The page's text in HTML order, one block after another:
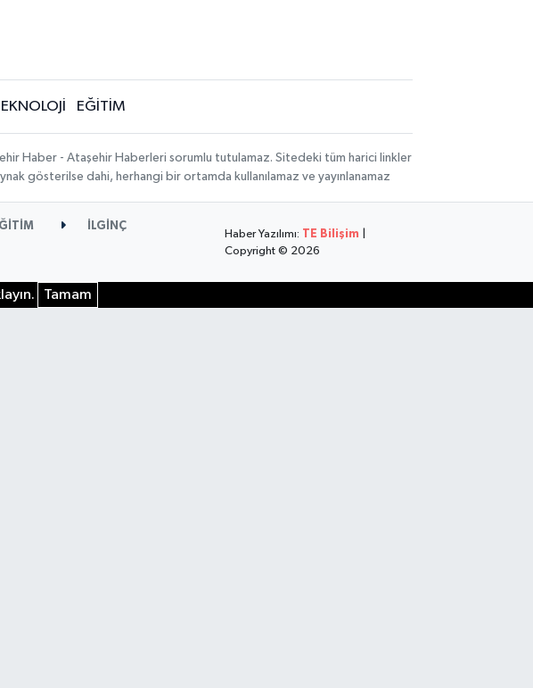
EĞİTİM
Haber - Ataşehir Haberleri sorumlu tutulamaz. Sitedeki tüm harici linkler
gösterilse dahi, herhangi bir ortamda kullanılamaz ve yayınlanamaz
İLGİNÇ
Haber Yazılımı: TE Bilişim
Copyright © 2026
Tamam